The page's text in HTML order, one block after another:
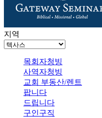
지역
목회자청빙
사역자청빙
교회 부동산/렌트
팝니다
드립니다
구인구직